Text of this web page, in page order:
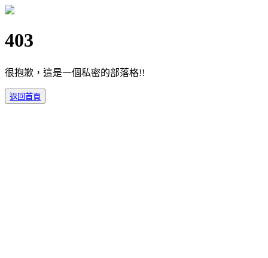
403
很抱歉，這是一個私密的部落格!!
返回首頁